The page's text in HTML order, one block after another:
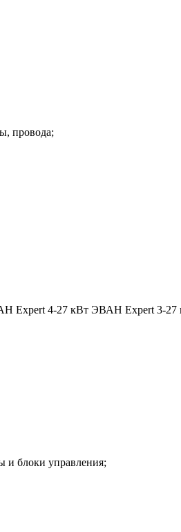
провода;
Expert 4-27 кВт ЭВАН Expert 3-
и блоки управления;